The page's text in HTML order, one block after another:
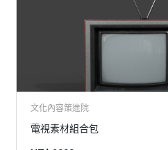
文化內容策進院
電視素材組合包